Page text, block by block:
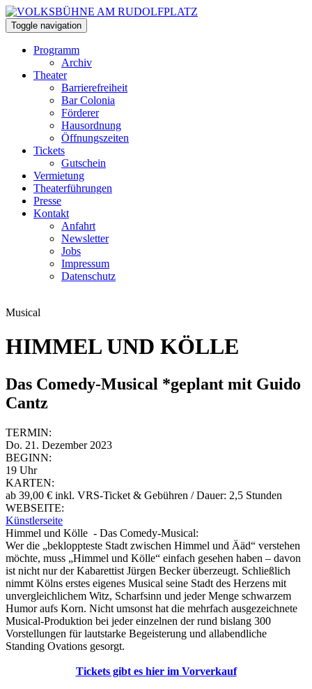
Toggle navigation
Programm
Archiv
Theater
Barrierefreiheit
Bar Colonia
Förderer
Hausordnung
Öffnungszeiten
Tickets
Gutschein
Vermietung
Theaterführungen
Presse
Kontakt
Anfahrt
Newsletter
Jobs
Impressum
Datenschutz
Musical
HIMMEL UND KÖLLE
Das Comedy-Musical *geplant mit Guido
Cantz
TERMIN:
Do. 21. Dezember 2023
BEGINN:
19 Uhr
KARTEN:
ab 39,00 € inkl. VRS-Ticket & Gebühren / Dauer: 2,5 Stunden
WEBSEITE:
Künstlerseite
Himmel und Kölle - Das Comedy-Musical:
Wer die „bekloppteste Stadt zwischen Himmel und Ääd“ verstehen
möchte, muss „Himmel und Kölle“ einfach gesehen haben – davon
ist nicht nur der Kabarettist Jürgen Becker überzeugt. Schließlich
nimmt Kölns erstes eigenes Musical seine Stadt des Herzens mit
unvergleichlichem Witz, Scharfsinn und jeder Menge schwarzem
Humor aufs Korn. Nicht umsonst hat die mehrfach ausgezeichnete
Musical-Produktion bei jeder einzelnen der rund bislang 300
Vorstellungen für lautstarke Begeisterung und allabendliche
Standing Ovations gesorgt.
Tickets gibt es hier im Vorverkauf